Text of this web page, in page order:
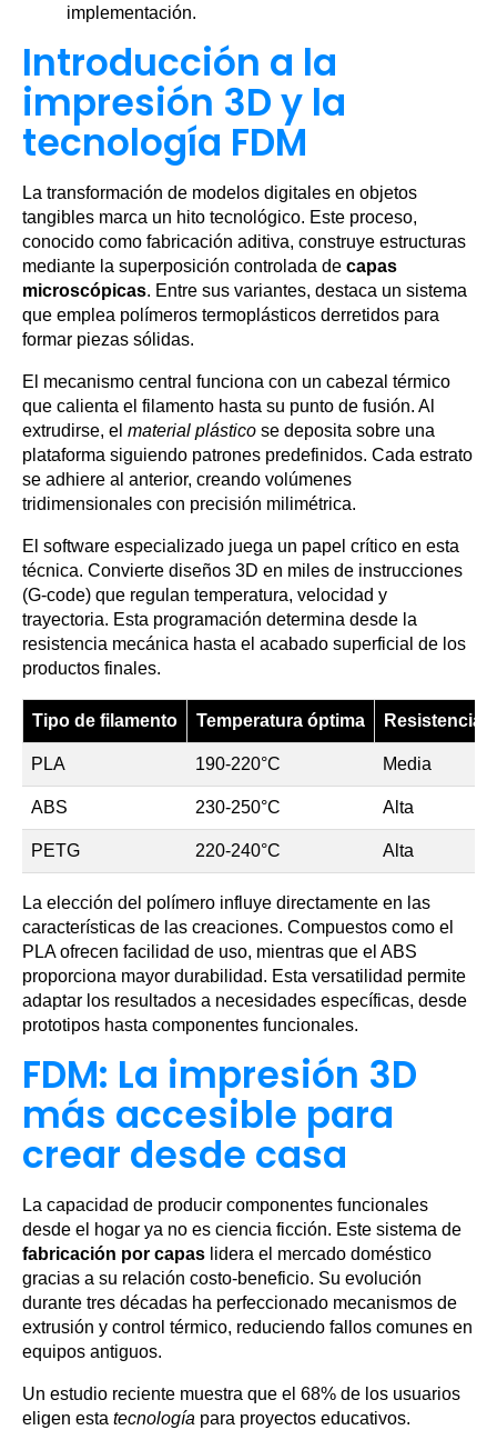
implementación.
Introducción a la
impresión 3D y la
tecnología FDM
La transformación de modelos digitales en objetos
tangibles marca un hito tecnológico. Este proceso,
conocido como fabricación aditiva, construye estructuras
mediante la superposición controlada de capas
microscópicas. Entre sus variantes, destaca un sistema
que emplea polímeros termoplásticos derretidos para
formar piezas sólidas.
El mecanismo central funciona con un cabezal térmico
que calienta el filamento hasta su punto de fusión. Al
extrudirse, el material plástico se deposita sobre una
plataforma siguiendo patrones predefinidos. Cada estrato
se adhiere al anterior, creando volúmenes
tridimensionales con precisión milimétrica.
El software especializado juega un papel crítico en esta
técnica. Convierte diseños 3D en miles de instrucciones
(G-code) que regulan temperatura, velocidad y
trayectoria. Esta programación determina desde la
resistencia mecánica hasta el acabado superficial de los
productos finales.
Tipo de filamento Temperatura óptima Resistencia
PLA 190-220°C Media
ABS 230-250°C Alta
PETG 220-240°C Alta
La elección del polímero influye directamente en las
características de las creaciones. Compuestos como el
PLA ofrecen facilidad de uso, mientras que el ABS
proporciona mayor durabilidad. Esta versatilidad permite
adaptar los resultados a necesidades específicas, desde
prototipos hasta componentes funcionales.
FDM: La impresión 3D
más accesible para
crear desde casa
La capacidad de producir componentes funcionales
desde el hogar ya no es ciencia ficción. Este sistema de
fabricación por capas lidera el mercado doméstico
gracias a su relación costo-beneficio. Su evolución
durante tres décadas ha perfeccionado mecanismos de
extrusión y control térmico, reduciendo fallos comunes en
equipos antiguos.
Un estudio reciente muestra que el 68% de los usuarios
eligen esta tecnología para proyectos educativos.